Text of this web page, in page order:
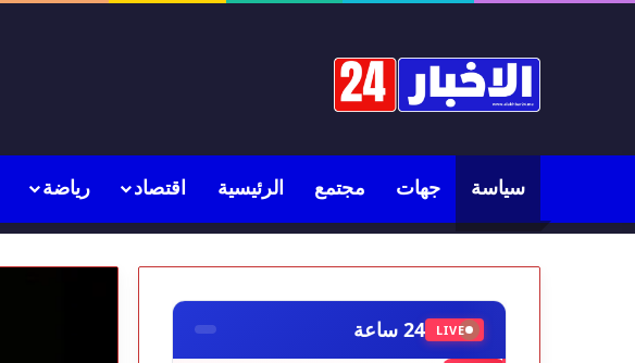
سياسة جهات مجتمع الرئيسية اقتصاد رياضة
LIVE 24 ساعة